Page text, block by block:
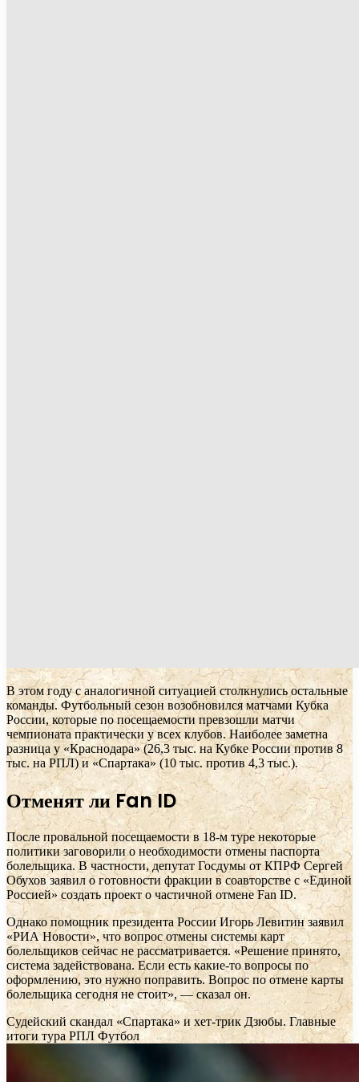
В этом году с аналогичной ситуацией столкнулись остальные
команды. Футбольный сезон возобновился матчами Кубка
России, которые по посещаемости превзошли матчи
чемпионата практически у всех клубов. Наиболее заметна
разница у «Краснодара» (26,3 тыс. на Кубке России против 8
тыс. на РПЛ) и «Спартака» (10 тыс. против 4,3 тыс.).
Отменят ли Fan ID
После провальной посещаемости в 18-м туре некоторые
политики заговорили о необходимости отмены паспорта
болельщика. В частности, депутат Госдумы от КПРФ Сергей
Обухов заявил о готовности фракции в соавторстве с «Единой
Россией» создать проект о частичной отмене Fan ID.
Однако помощник президента России Игорь Левитин заявил
«РИА Новости», что вопрос отмены системы карт
болельщиков сейчас не рассматривается. «Решение принято,
система задействована. Если есть какие-то вопросы по
оформлению, это нужно поправить. Вопрос по отмене карты
болельщика сегодня не стоит», — сказал он.
Судейский скандал «Спартака» и хет-трик Дзюбы. Главные
итоги тура РПЛ Футбол